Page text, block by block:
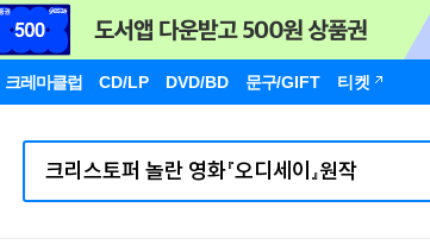
크레마클럽 CD/LP DVD/BD 문구/GIFT 티켓